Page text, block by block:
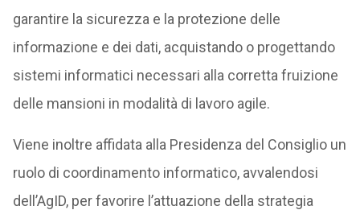
garantire la sicurezza e la protezione delle
informazione e dei dati, acquistando o progettando
sistemi informatici necessari alla corretta fruizione
delle mansioni in modalità di lavoro agile.
Viene inoltre affidata alla Presidenza del Consiglio un
ruolo di coordinamento informatico, avvalendosi
dell’AgID, per favorire l’attuazione della strategia